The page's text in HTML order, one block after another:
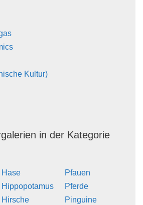
Kultur)
in der Kategorie
Hase
Hippopotamus
Hirsche
Pfauen
Pferde
Pinguine